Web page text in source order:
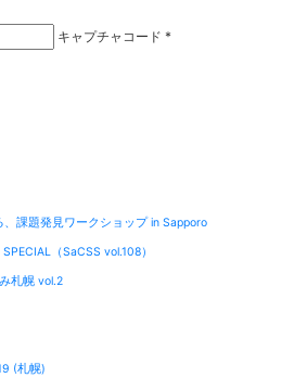
キャプチャコード *
課題発見ワークショップ in Sapporo
（SaCSS vol.108）
札幌 vol.2
(札幌)